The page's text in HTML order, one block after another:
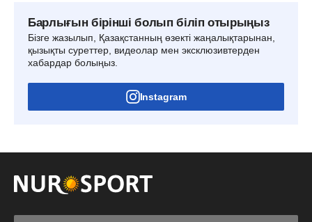
Барлығын бірінші болып біліп отырыңыз
Бізге жазылып, Қазақстанның өзекті жаңалықтарынан,
қызықты суреттер, видеолар мен эксклюзивтерден
хабардар болыңыз.
Instagram